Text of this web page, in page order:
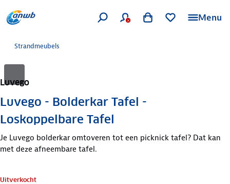
Menu
Strandmeubels
Luvego
Luvego - Bolderkar Tafel -
Loskoppelbare Tafel
Je Luvego bolderkar omtoveren tot een picknick tafel? Dat kan
met deze afneembare tafel.
Uitverkocht